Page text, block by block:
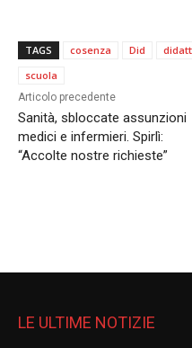
TAGS cosenza Did
scuola
Articolo precedente
Sanità, sbloccate assunzioni
medici e infermieri. Spirlì:
“Accolte nostre richieste”
LE ULTIME NOTIZIE